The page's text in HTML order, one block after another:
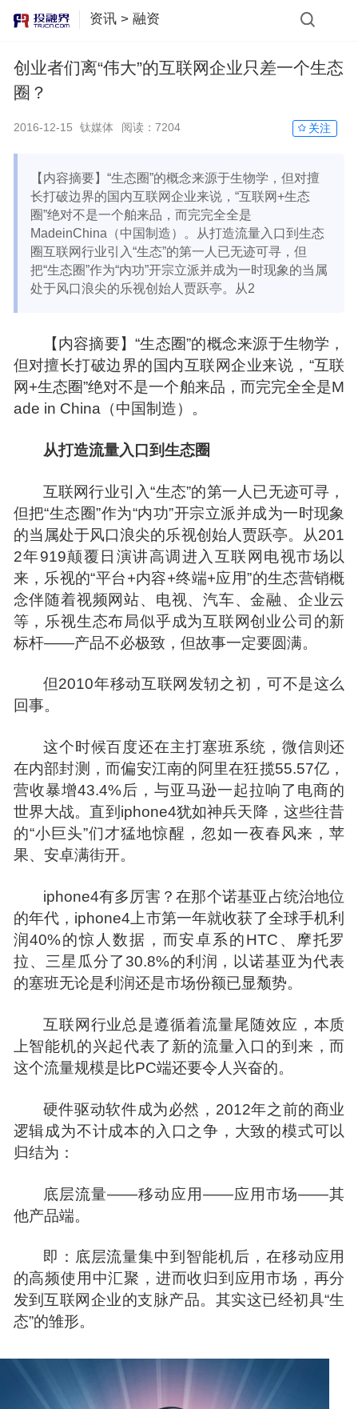
资讯> 融资
创业者们离“伟大”的互联网企业只差一个生态
圈？
2016-12-15 钛媒体 阅读：7204 关注
【内容摘要】“生态圈”的概念来源于生物学，但对擅
长打破边界的国内互联网企业来说，“互联网+生态
圈”绝对不是一个舶来品，而完完全全是
MadeinChina（中国制造）。从打造流量入口到生态
圈互联网行业引入“生态”的第一人已无迹可寻，但
把“生态圈”作为“内功”开宗立派并成为一时现象的当属
处于风口浪尖的乐视创始人贾跃亭。从2
【内容摘要】“生态圈”的概念来源于生物学，
但对擅长打破边界的国内互联网企业来说，“互联
网+生态圈”绝对不是一个舶来品，而完完全全是M
ade in China（中国制造）。
从打造流量入口到生态圈
互联网行业引入“生态”的第一人已无迹可寻，
但把“生态圈”作为“内功”开宗立派并成为一时现象
的当属处于风口浪尖的乐视创始人贾跃亭。从201
2年919颠覆日演讲高调进入互联网电视市场以
来，乐视的“平台+内容+终端+应用”的生态营销概
念伴随着视频网站、电视、汽车、金融、企业云
等，乐视生态布局似乎成为互联网创业公司的新
标杆——产品不必极致，但故事一定要圆满。
但2010年移动互联网发轫之初，可不是这么
回事。
这个时候百度还在主打塞班系统，微信则还
在内部封测，而偏安江南的阿里在狂揽55.57亿，
营收暴增43.4%后，与亚马逊一起拉响了电商的
世界大战。直到iphone4犹如神兵天降，这些往昔
的“小巨头”们才猛地惊醒，忽如一夜春风来，苹
果、安卓满街开。
iphone4有多厉害？在那个诺基亚占统治地位
的年代，iphone4上市第一年就收获了全球手机利
润40%的惊人数据，而安卓系的HTC、
摩托罗
拉、三星瓜分了30.8%的利润，以诺基亚为代表
的塞班无论是利润还是市场份额已显颓势。
互联网行业总是遵循着流量尾随效应，本质
上智能机的兴起代表了新的流量入口的到来，而
这个流量规模是比PC端还要令人兴奋的。
硬件驱动软件成为必然，2012年之前的商业
逻辑成为不计成本的入口之争，大致的模式可以
归结为：
底层流量——移动应用——应用市场——其
他产品端。
即：底层流量集中到智能机后，在移动应用
的高频使用中汇聚，进而收归到应用市场，再分
发到互联网企业的支脉产品。其实这已经初具“生
态”的雏形。